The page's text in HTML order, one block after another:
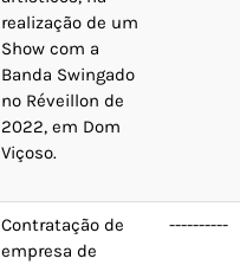
realização de um
Show com a
Banda Swingado
no Réveillon de
2022, em Dom
Viçoso.
Contratação de
empresa de
----------